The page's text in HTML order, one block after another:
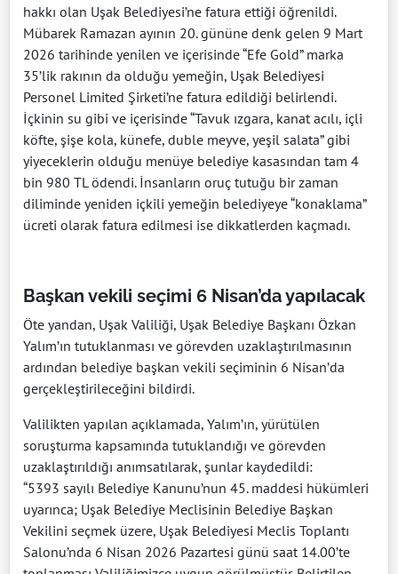
hakkı olan Uşak Belediyesi’ne fatura ettiği öğrenildi.
Mübarek Ramazan ayının 20. gününe denk gelen 9 Mart
2026 tarihinde yenilen ve içerisinde “Efe Gold” marka
35’lik rakının da olduğu yemeğin, Uşak Belediyesi
Personel Limited Şirketi’ne fatura edildiği belirlendi.
İçkinin su gibi ve içerisinde “Tavuk ızgara, kanat acılı, içli
köfte, şişe kola, künefe, duble meyve, yeşil salata” gibi
yiyeceklerin olduğu menüye belediye kasasından tam 4
bin 980 TL ödendi. İnsanların oruç tutuğu bir zaman
diliminde yeniden içkili yemeğin belediyeye “konaklama”
ücreti olarak fatura edilmesi ise dikkatlerden kaçmadı.
Başkan vekili seçimi 6 Nisan’da yapılacak
Öte yandan, Uşak Valiliği, Uşak Belediye Başkanı Özkan
Yalım’ın tutuklanması ve görevden uzaklaştırılmasının
ardından belediye başkan vekili seçiminin 6 Nisan’da
gerçekleştirileceğini bildirdi.
Valilikten yapılan açıklamada, Yalım’ın, yürütülen
soruşturma kapsamında tutuklandığı ve görevden
uzaklaştırıldığı anımsatılarak, şunlar kaydedildi:
“5393 sayılı Belediye Kanunu’nun 45. maddesi hükümleri
uyarınca; Uşak Belediye Meclisinin Belediye Başkan
Vekilini seçmek üzere, Uşak Belediyesi Meclis Toplantı
Salonu’nda 6 Nisan 2026 Pazartesi günü saat 14.00’te